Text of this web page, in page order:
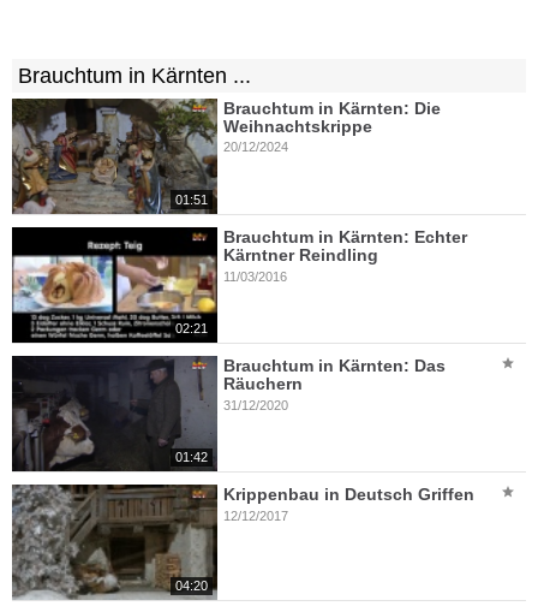
Brauchtum in Kärnten ...
01:51
Brauchtum in Kärnten: Die
Weihnachtskrippe
20/12/2024
02:21
Brauchtum in Kärnten: Echter
Kärntner Reindling
11/03/2016
01:42
Brauchtum in Kärnten: Das
Räuchern
31/12/2020
04:20
Krippenbau in Deutsch Griffen
12/12/2017